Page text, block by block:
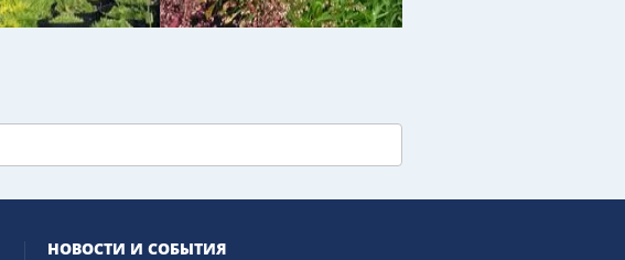
НОВОСТИ И СОБЫТИЯ